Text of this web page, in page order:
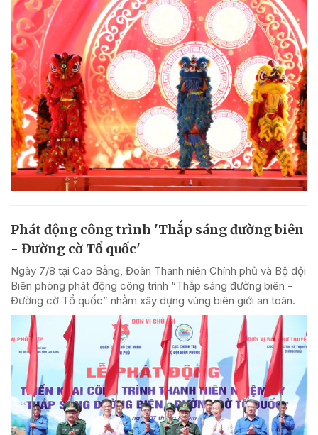
Phát động công trình 'Thắp sáng đường biên
- Đường cờ Tổ quốc'
Ngày 7/8 tại Cao Bằng, Đoàn Thanh niên Chính phủ và Bộ đội
Biên phòng phát động công trình “Thắp sáng đường biên -
Đường cờ Tổ quốc” nhằm xây dựng vùng biên giới an toàn.